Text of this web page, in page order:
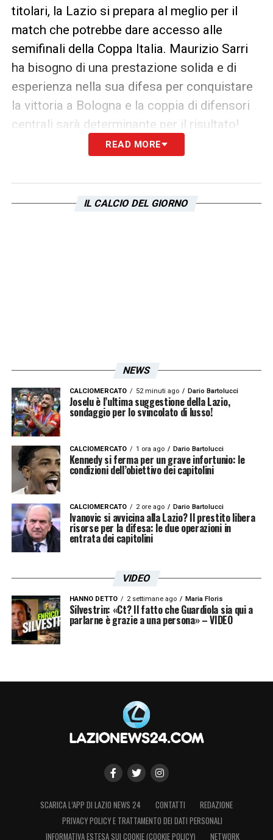
titolari, la Lazio si prepara al meglio per il
match che potrebbe dare accesso alle
semifinali della Coppa Italia. Maurizio Sarri
ha bisogno di una prestazione solida e di
esperienza nella sua difesa per conquistare
la vittoria a Bologna e la coppia di difensori
centrali sarà determinante per il risultato!
LEGGI ANCHE:Bologna Lazio, allarme nel
LA PLAYLIST DELLE NOSTRE TOP NEWS
READ MORE
IL CALCIO DEL GIORNO
NEWS
CALCIOMERCATO 52 minuti ago Dario Bartolucci
Joselu è l’ultima suggestione della Lazio,
sondaggio per lo svincolato di lusso!
CALCIOMERCATO 1 ora ago Dario Bartolucci
Kennedy si ferma per un grave infortunio: le
condizioni dell’obiettivo dei capitolini
CALCIOMERCATO 2 ore ago Dario Bartolucci
Ivanovic si avvicina alla Lazio? Il prestito libera
risorse per la difesa: le due operazioni in
entrata dei capitolini
VIDEO
HANNO DETTO 2 settimane ago Maria Floris
Silvestrin: «Ct? Il fatto che Guardiola sia qui a
parlarne è grazie a una persona» – VIDEO
SCARICA L’APP DI LAZIO NEWS 24 CONTATTI
REDAZIONE
PRIVACY POLICY E TRATTAMENTO DEI DATI PERSONALI
INFORMATIVA ESTESA SUI COOKIE (COOKIE POLICY)
NETWORK